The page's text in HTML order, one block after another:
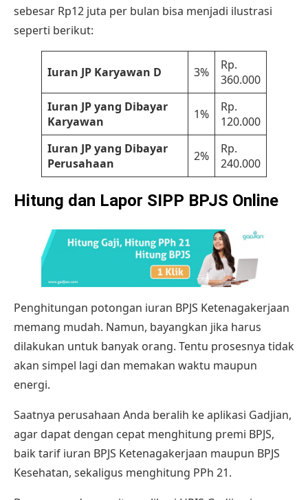
sebesar Rp12 juta per bulan bisa menjadi ilustrasi
seperti berikut:
Iuran JP Karyawan D 3%
Rp.
360.000
Iuran JP yang Dibayar
Karyawan
1%
Rp.
120.000
Iuran JP yang Dibayar
Perusahaan
2%
Rp.
240.000
Hitung dan Lapor SIPP BPJS Online
Penghitungan potongan iuran BPJS Ketenagakerjaan
memang mudah. Namun, bayangkan jika harus
dilakukan untuk banyak orang. Tentu prosesnya tidak
akan simpel lagi dan memakan waktu maupun
energi.
Saatnya perusahaan Anda beralih ke aplikasi Gadjian,
agar dapat dengan cepat menghitung premi BPJS,
baik tarif iuran BPJS Ketenagakerjaan maupun BPJS
Kesehatan, sekaligus menghitung PPh 21.